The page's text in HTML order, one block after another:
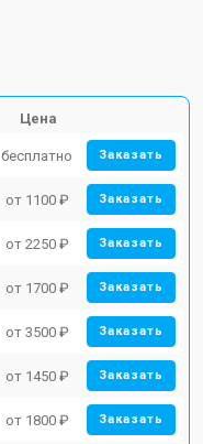
Цена
бесплатно Заказать
от 1100 ₽ Заказать
от 2250 ₽ Заказать
от 1700 ₽ Заказать
от 3500 ₽ Заказать
от 1450 ₽ Заказать
от 1800 ₽ Заказать